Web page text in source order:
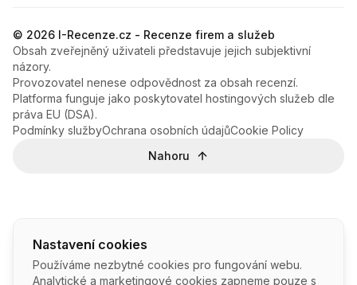
Nastavení cookies
Používáme nezbytné cookies pro fungování webu.
Analytické a marketingové cookies zapneme pouze s
© 2026 I-Recenze.cz - Recenze firem a služeb
Obsah zveřejněný uživateli představuje jejich subjektivní
názory.
Provozovatel nenese odpovědnost za obsah recenzí.
Platforma funguje jako poskytovatel hostingových služeb dle
práva EU (DSA).
Podmínky službyOchrana osobních údajůCookie Policy
Nahoru